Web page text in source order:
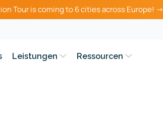
Tour is coming to 6 cities across Europe! →
Leistungen Ressourcen